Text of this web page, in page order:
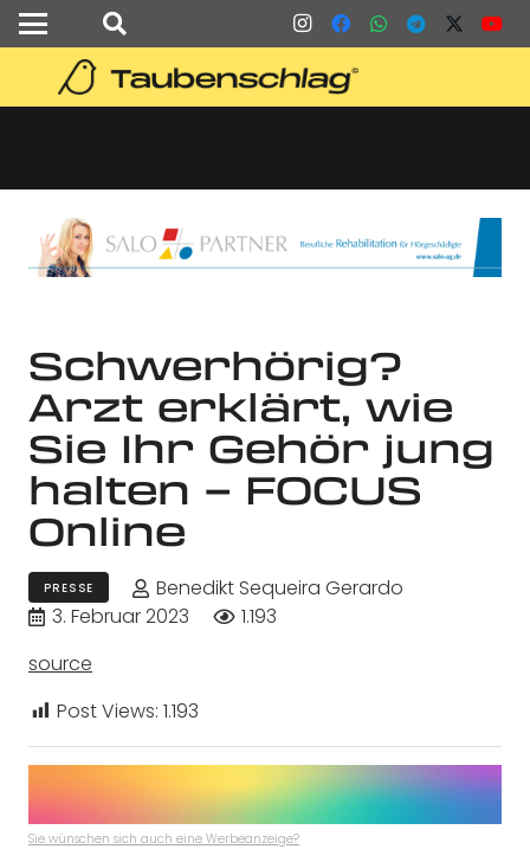
Schwerhörig?
Arzt erklärt, wie
Sie Ihr Gehör jung
halten – FOCUS
Online
PRESSE
Benedikt Sequeira Gerardo
3. Februar 2023
1.193
source
Post Views: 1.193
Sie wünschen sich auch eine Werbeanzeige?